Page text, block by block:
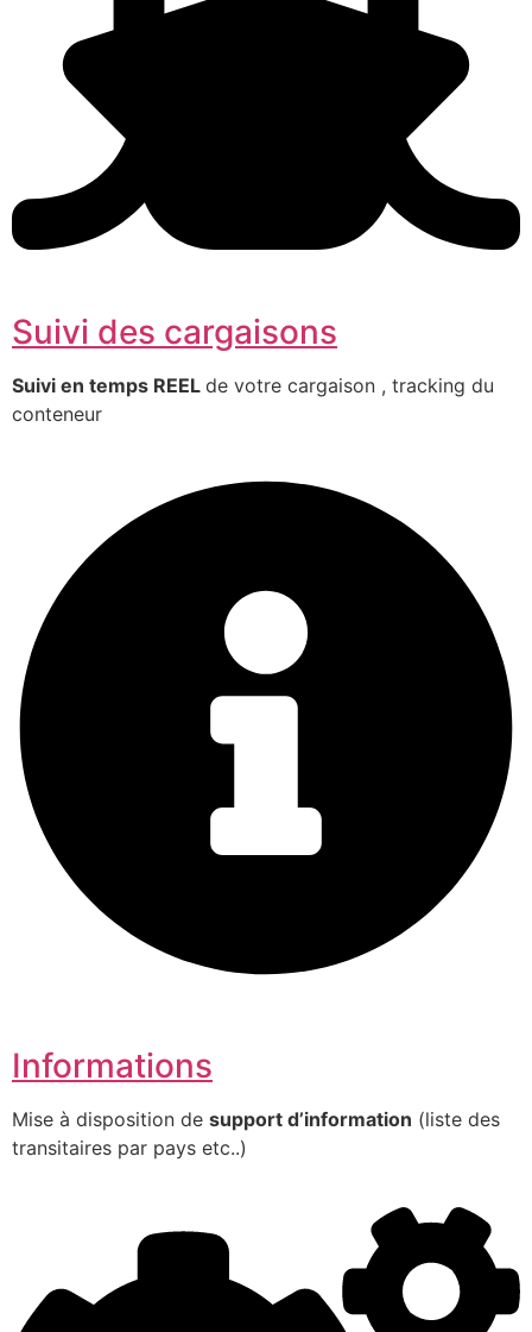
Suivi des cargaisons
Suivi en temps REEL de votre cargaison , tracking du
conteneur
Informations
Mise à disposition de support d’information (liste des
transitaires par pays etc..)